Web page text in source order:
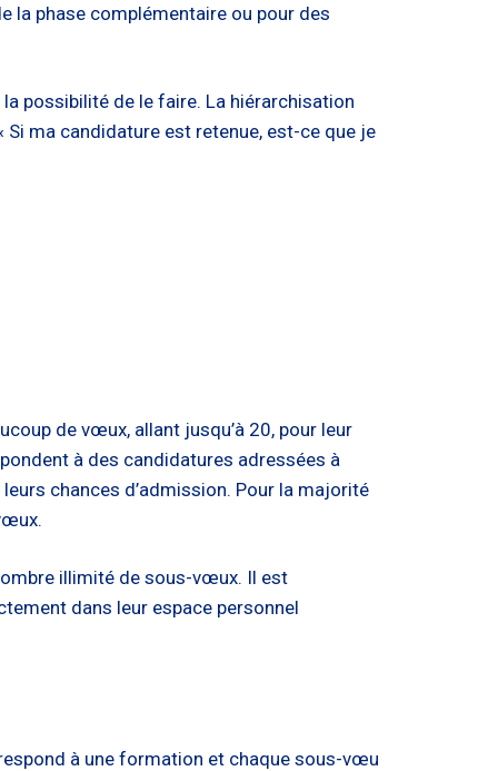
la phase complémentaire ou pour des
possibilité de le faire. La hiérarchisation
ma candidature est retenue, est-ce que je
de vœux, allant jusqu’à 20, pour leur
à des candidatures adressées à
chances d’admission. Pour la majorité
illimité de sous-vœux. Il est
dans leur espace personnel
à une formation et chaque sous-vœu